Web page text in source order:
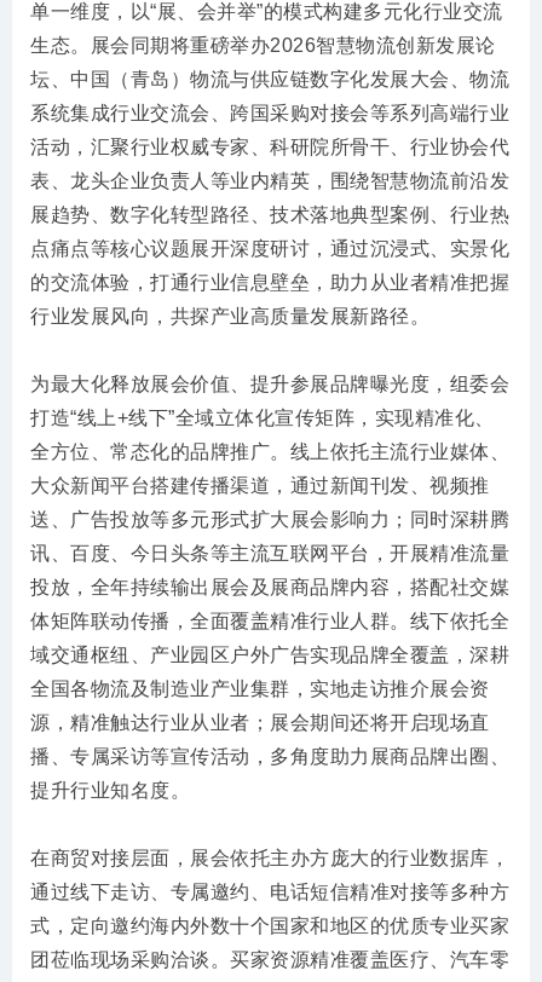
单一维度，以“展、会并举”的模式构建多元化行业交流
生态。展会同期将重磅举办2026智慧物流创新发展论
坛、中国（青岛）物流与供应链数字化发展大会、物流
系统集成行业交流会、跨国采购对接会等系列高端行业
活动，汇聚行业权威专家、科研院所骨干、行业协会代
表、龙头企业负责人等业内精英，围绕智慧物流前沿发
展趋势、数字化转型路径、技术落地典型案例、行业热
点痛点等核心议题展开深度研讨，通过沉浸式、实景化
的交流体验，打通行业信息壁垒，助力从业者精准把握
行业发展风向，共探产业高质量发展新路径。
为最大化释放展会价值、提升参展品牌曝光度，组委会
打造“线上+线下”全域立体化宣传矩阵，实现精准化、
全方位、常态化的品牌推广。线上依托主流行业媒体、
大众新闻平台搭建传播渠道，通过新闻刊发、视频推
送、广告投放等多元形式扩大展会影响力；同时深耕腾
讯、百度、今日头条等主流互联网平台，开展精准流量
投放，全年持续输出展会及展商品牌内容，搭配社交媒
体矩阵联动传播，全面覆盖精准行业人群。线下依托全
域交通枢纽、产业园区户外广告实现品牌全覆盖，深耕
全国各物流及制造业产业集群，实地走访推介展会资
源，精准触达行业从业者；展会期间还将开启现场直
播、专属采访等宣传活动，多角度助力展商品牌出圈、
提升行业知名度。
在商贸对接层面，展会依托主办方庞大的行业数据库，
通过线下走访、专属邀约、电话短信精准对接等多种方
式，定向邀约海内外数十个国家和地区的优质专业买家
团莅临现场采购洽谈。买家资源精准覆盖医疗、汽车零